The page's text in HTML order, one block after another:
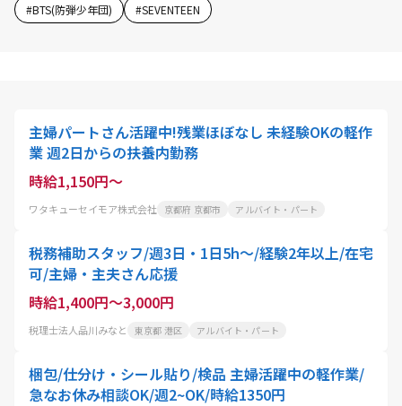
#BTS(防弾少年団) #SEVENTEEN
主婦パートさん活躍中!残業ほぼなし 未経験OKの軽作
業 週2日からの扶養内勤務
時給1,150円～
ワタキューセイモア株式会社 京都府 京都市 アルバイト・パート
税務補助スタッフ/週3日・1日5h～/経験2年以上/在宅
可/主婦・主夫さん応援
時給1,400円～3,000円
税理士法人品川みなと 東京都 港区 アルバイト・パート
梱包/仕分け・シール貼り/検品 主婦活躍中の軽作業/
急なお休み相談OK/週2~OK/時給1350円